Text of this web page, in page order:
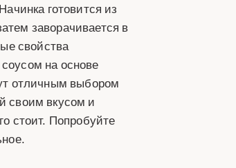
готовится из
заворачивается в
свойства
на основе
отличным выбором
своим вкусом и
стоит. Попробуйте